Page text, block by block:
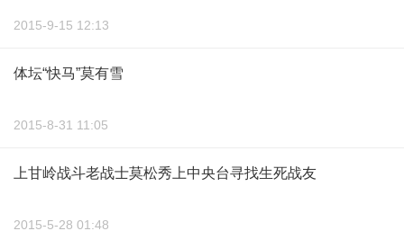
2015-9-15 12:13
体坛“快马”莫有雪
2015-8-31 11:05
上甘岭战斗老战士莫松秀上中央台寻找生死战友
2015-5-28 01:48